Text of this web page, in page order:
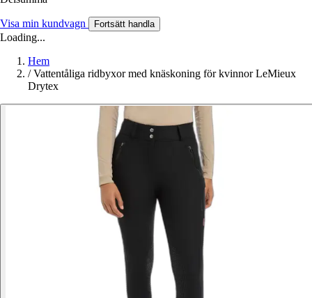
Visa min kundvagn Fortsätt handla
Loading...
Hem
/ Vattentåliga ridbyxor med knäskoning för kvinnor LeMieux
Drytex